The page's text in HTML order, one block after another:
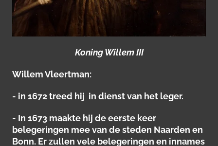
Koning Willem III
Willem Vleertman:
- in 1672 treed hij in dienst van het leger.
- In 1673 maakte hij de eerste keer
belegeringen mee van de steden Naarden en
Bonn. Er zullen vele belegeringen en innames